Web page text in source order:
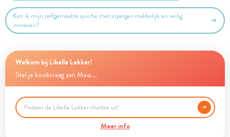
Kan ik mijn zelfgemaakte quiche met asperges makkelijk en veilig
invriezen?
Welkom bij Libelle Lekker!
Stel je kookvraag aan Maia...
Meer info